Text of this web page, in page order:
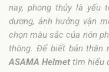
nay, phong thủy là yếu
dương, ảnh hưởng vận
chọn màu sắc của nón
thông. Để biết bản thân
ASAMA Helmet tìm hiểu